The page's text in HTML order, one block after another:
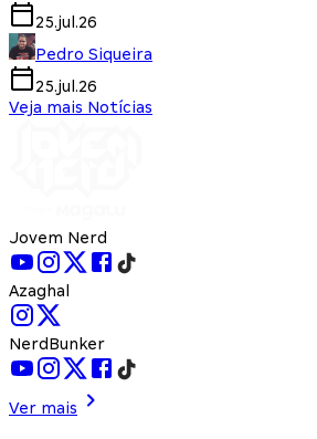
25.jul.26
Pedro Siqueira
25.jul.26
Veja mais Notícias
Jovem Nerd
Azaghal
NerdBunker
Ver mais